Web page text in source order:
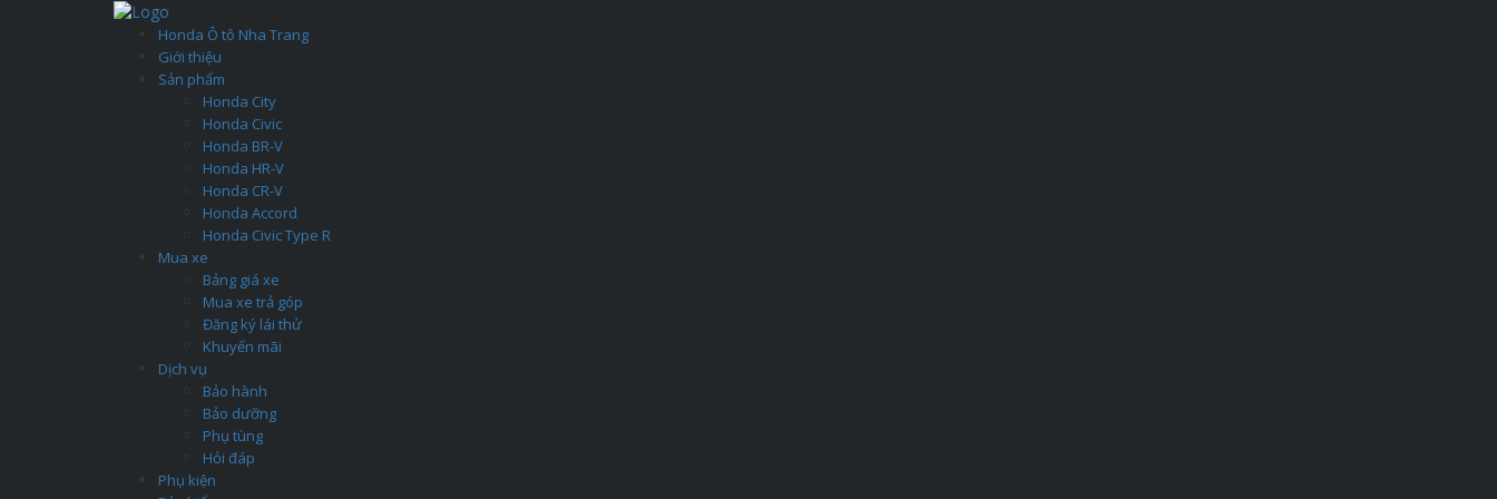
Honda Ô tô Nha Trang
Giới thiệu
Sản phẩm
Honda City
Honda Civic
Honda BR-V
Honda HR-V
Honda CR-V
Honda Accord
Honda Civic Type R
Mua xe
Bảng giá xe
Mua xe trả góp
Đăng ký lái thử
Khuyến mãi
Dịch vụ
Bảo hành
Bảo dưỡng
Phụ tùng
Hỏi đáp
Phụ kiện